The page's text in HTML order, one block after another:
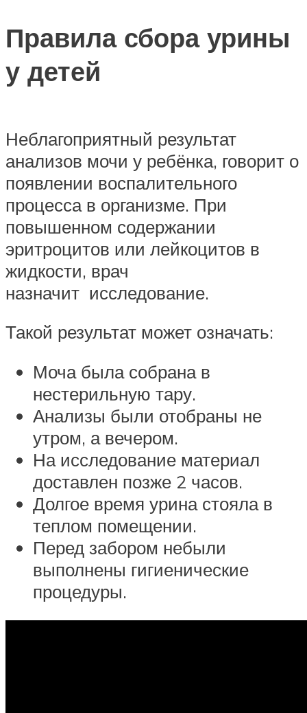
Правила сбора урины
у детей
Неблагоприятный результат
анализов мочи у ребёнка, говорит о
появлении воспалительного
процесса в организме. При
повышенном содержании
эритроцитов или лейкоцитов в
жидкости, врач
назначит исследование.
Такой результат может означать:
Моча была собрана в
нестерильную тару.
Анализы были отобраны не
утром, а вечером.
На исследование материал
доставлен позже 2 часов.
Долгое время урина стояла в
теплом помещении.
Перед забором небыли
выполнены гигиенические
процедуры.